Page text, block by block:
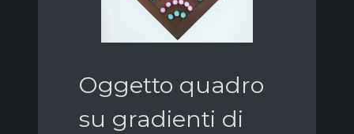
Oggetto quadro
su gradienti di